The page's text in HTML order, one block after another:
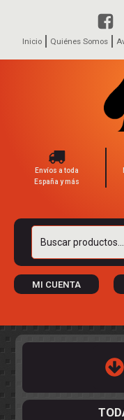
Inicio Quiénes Somos
Envíos a toda
España y más
Buscar
MI CUENTA